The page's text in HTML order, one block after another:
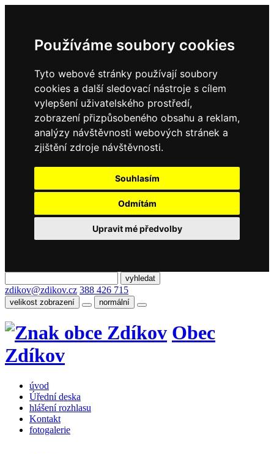
Používáme soubory cookies
Tyto webové stránky používají soubory
cookies a další sledovací nástroje s cílem
vylepšení uživatelského prostředí,
zobrazení přizpůsobeného obsahu a reklam,
analýzy návštěvnosti webových stránek a
zjištění zdroje návštěvnosti.
Souhlasím
Odmítám
Upravit mé předvolby
zdikov@zdikov.cz 388 426 715
velikost zobrazení normální
Obec
Zdíkov
úvod
Úřední deska
hlášení rozhlasu
Kontakt
fotogalerie